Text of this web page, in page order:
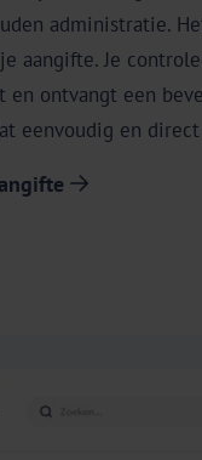
administratie.
aangifte. Je
en ontvangt een
eenvoudig en direct